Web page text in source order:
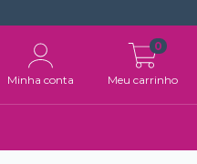
Minha conta Meu carrinho
0